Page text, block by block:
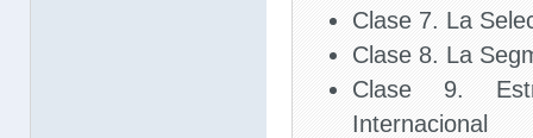
Clase 7. La
Clase 8. La
Clase 9.
Internacional